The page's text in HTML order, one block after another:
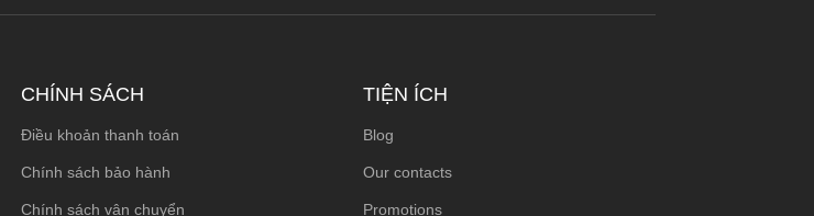
CHÍNH SÁCH
Điều khoản thanh toán
Chính sách bảo hành
Chính sách vận chuyển
TIỆN ÍCH
Blog
Our contacts
Promotions